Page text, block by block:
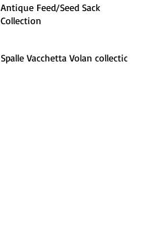
Antique Feed/Seed Sack
Collection
Spalle Vacchetta Volan collection